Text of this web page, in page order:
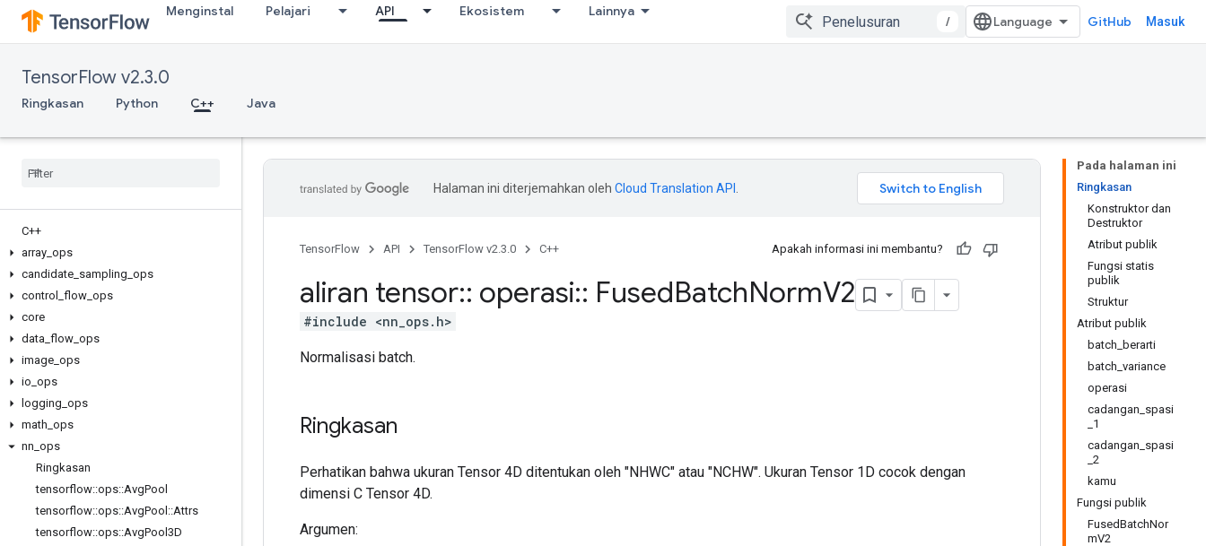
Menginstal Pelajari API Ekosistem Lainnya
/ GitHub Masuk
TensorFlow v2.3.0
Ringkasan Python C++ Java
C++
array ops
candidate sampling ops
control
flow ops
core
data flow ops
image ops
io ops
logging ops
math ops
nn ops
Ringkasan
tensorflow::ops::AvgPool
tensorflow::ops::AvgPool ::Attrs
tensorflow::ops::AvgPool3D
Pada halaman ini
Ringkasan
Konstruktor dan
Destruktor
Atribut publik
Fungsi statis
publik
Struktur
Atribut publik
batch_berarti
batch_variance
operasi
cadangan_spasi
_1
cadangan_spasi
_2
kamu
Fungsi publik
FusedBatchNor
mV2
Halaman ini diterjemahkan oleh Cloud Translation API
TensorFlow API TensorFlow v2.3.0 C++ Apakah informasi ini membantu?
aliran tensor:: operasi:: FusedBatchNormV2
#include <nn_ops.h>
Normalisasi batch.
Ringkasan
Perhatikan bahwa ukuran Tensor 4D ditentukan oleh "NHWC" atau "NCHW". Ukuran Tensor 1D cocok dengan
dimensi C Tensor 4D.
Argumen: